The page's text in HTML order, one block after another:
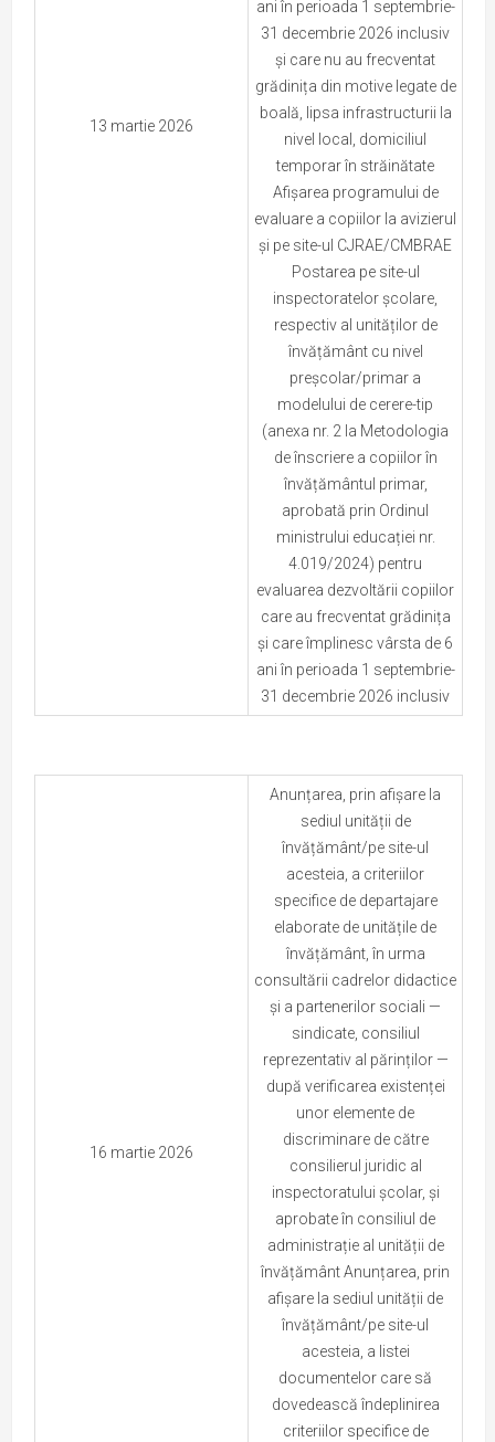
13 martie 2026
ani în perioada 1 septembrie-
31 decembrie 2026 inclusiv
și care nu au frecventat
grădinița din motive legate de
boală, lipsa infrastructurii la
nivel local, domiciliul
temporar în străinătate
Afișarea programului de
evaluare a copiilor la avizierul
și pe site-ul CJRAE/CMBRAE
Postarea pe site-ul
inspectoratelor școlare,
respectiv al unităților de
învățământ cu nivel
preșcolar/primar a
modelului de cerere-tip
(anexa nr. 2 la Metodologia
de înscriere a copiilor în
învățământul primar,
aprobată prin Ordinul
ministrului educației nr.
4.019/2024) pentru
evaluarea dezvoltării copiilor
care au frecventat grădinița
și care împlinesc vârsta de 6
ani în perioada 1 septembrie-
31 decembrie 2026 inclusiv
16 martie 2026
Anunțarea, prin afișare la
sediul unității de
învățământ/pe site-ul
acesteia, a criteriilor
specifice de departajare
elaborate de unitățile de
învățământ, în urma
consultării cadrelor didactice
și a partenerilor sociali —
sindicate, consiliul
reprezentativ al părinților —
după verificarea existenței
unor elemente de
discriminare de către
consilierul juridic al
inspectoratului școlar, și
aprobate în consiliul de
administrație al unității de
învățământ Anunțarea, prin
afișare la sediul unității de
învățământ/pe site-ul
acesteia, a listei
documentelor care să
dovedească îndeplinirea
criteriilor specifice de